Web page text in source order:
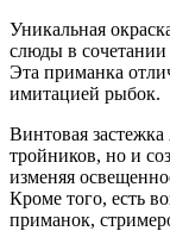
Уникальная
слюды в
Эта приманка
имитацией рыбок.
Винтовая
тройников, но и
изменяя
Кроме того, есть
приманок,